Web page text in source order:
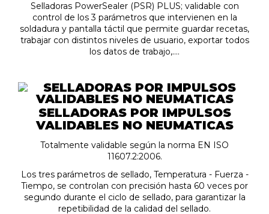
Selladoras PowerSealer (PSR) PLUS; validable con
control de los 3 parámetros que intervienen en la
soldadura y pantalla táctil que permite guardar recetas,
trabajar con distintos niveles de usuario, exportar todos
los datos de trabajo,....
SELLADORAS POR IMPULSOS
VALIDABLES NO NEUMATICAS
Totalmente validable según la norma EN ISO
11607.2:2006.
Los tres parámetros de sellado, Temperatura - Fuerza -
Tiempo, se controlan con precisión hasta 60 veces por
segundo durante el ciclo de sellado, para garantizar la
repetibilidad de la calidad del sellado.